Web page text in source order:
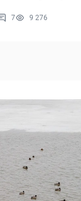
7 9 276